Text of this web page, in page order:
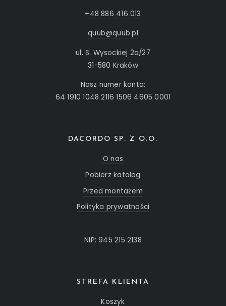
+48 886 416 013
quub@quub.pl
ul. S. Wysockiej 2a/27
31-580 Kraków
Nasz numer konta:
64 1910 1048 2116 1506 4605 0001
DACORDO SP. Z O.O.
O nas
Pobierz katalog
Przed montażem
Polityka prywatności
NIP: 945 215 2138
STREFA KLIENTA
Koszyk